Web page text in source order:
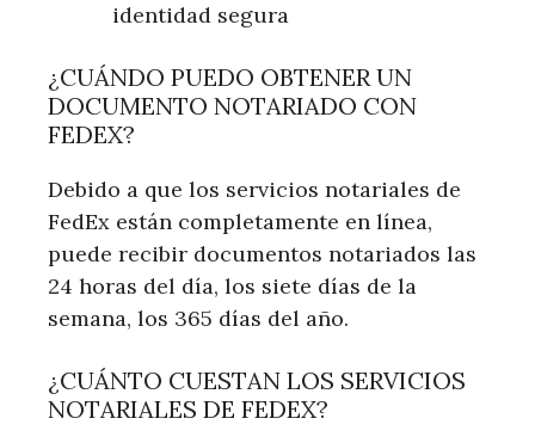
identidad segura
¿CUÁNDO PUEDO OBTENER UN
DOCUMENTO NOTARIADO CON
FEDEX?
Debido a que los servicios notariales de
FedEx están completamente en línea,
puede recibir documentos notariados las
24 horas del día, los siete días de la
semana, los 365 días del año.
¿CUÁNTO CUESTAN LOS SERVICIOS
NOTARIALES DE FEDEX?